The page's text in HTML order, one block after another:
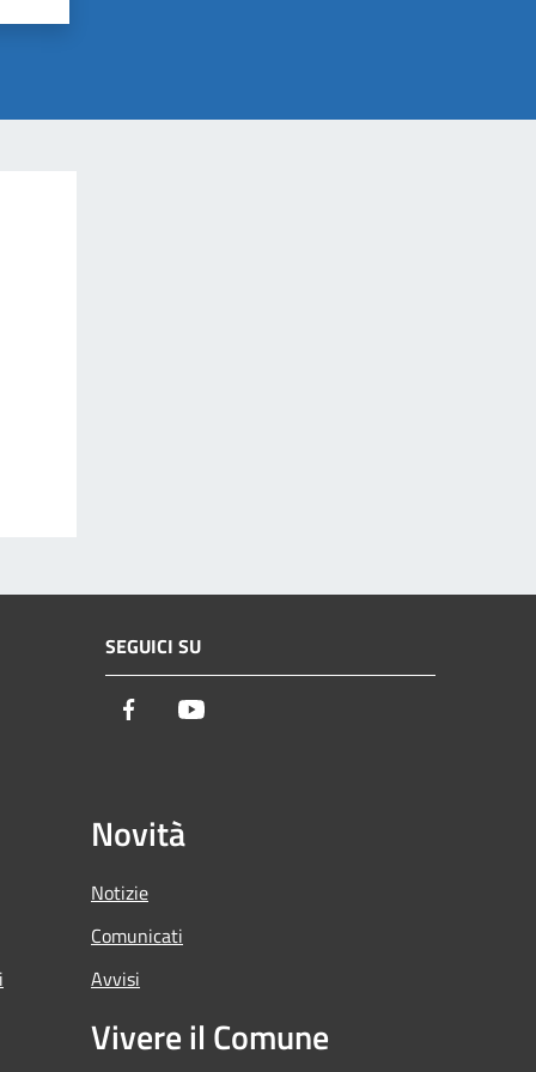
SEGUICI SU
Facebook
Novità
Notizie
Comunicati
Avvisi
Vivere il Comune